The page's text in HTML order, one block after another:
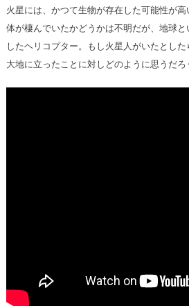
火星には、かつて生物が存在した可能性が
体が棲んでいたかどうかは不明だが、地球
したヘリコプター。もし火星人がいたとし
大地に立ったことに対しどのように思うだろ